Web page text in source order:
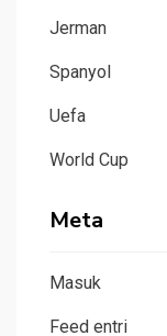
Jerman
Spanyol
Uefa
World Cup
Meta
Masuk
Feed entri